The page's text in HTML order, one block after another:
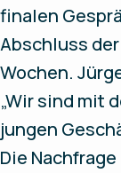
finalen
Abschluss
Wochen.
„Wir sind mit
jungen
Die